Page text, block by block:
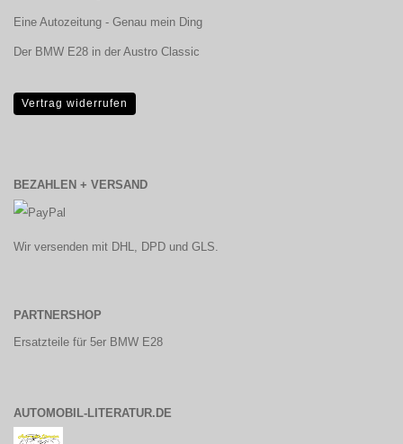
Eine Autozeitung - Genau mein Ding
Der BMW E28 in der Austro Classic
Vertrag widerrufen
BEZAHLEN + VERSAND
Wir versenden mit DHL, DPD und GLS.
PARTNERSHOP
Ersatzteile für 5er BMW E28
AUTOMOBIL-LITERATUR.DE